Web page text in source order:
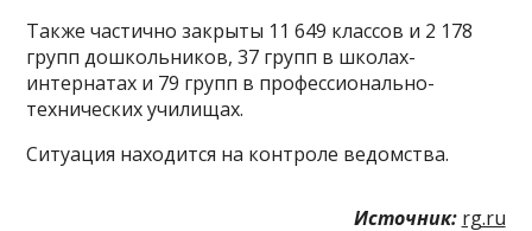
Также частично закрыты 11 649 классов и 2 178
групп дошкольников, 37 групп в школах-
интернатах и 79 групп в профессионально-
технических училищах.
Ситуация находится на контроле ведомства.
Источник: rg.ru